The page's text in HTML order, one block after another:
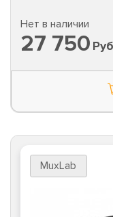
Нет в наличии
27 750
MuxLab